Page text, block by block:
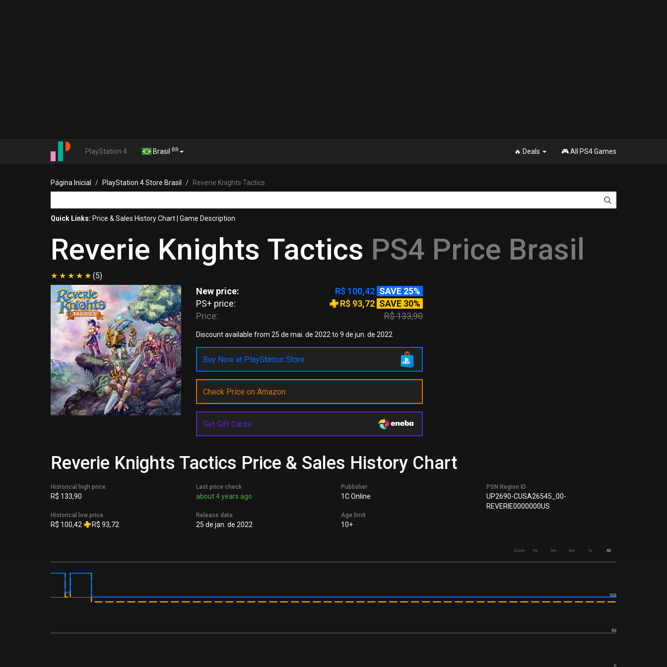
PlayStation 4 Brasil BR 🔥 Deals 🎮 All PS4 Games
Página Inicial PlayStation 4 Store Brasil Reverie Knights Tactics
Quick Links: Price & Sales History Chart Game Description
Reverie Knights Tactics PS4 Price Brasil
(5)
New price: R$ 100,42 SAVE 25%
PS+ price:
R$ 93,72 SAVE 30%
Price:
R$ 133,90
Discount available from 25 de mai. de 2022 to 9 de jun. de 2022
Buy Now at PlayStation Store
Check Price on Amazon
Get Gift Cards
Reverie Knights Tactics Price & Sales History Chart
Historical high price
R$ 133,90
Historical low price
R$ 100,42 R$ 93,72
Last price check
about 4 years ago
Release date
25 de jan. de 2022
Publisher
1C Online
Age limit
10+
PSN Region ID
UP2690-CUSA26545_00-
REVERIE0000000US
Zoom 1m 3m 6m 1y All
0
50
100